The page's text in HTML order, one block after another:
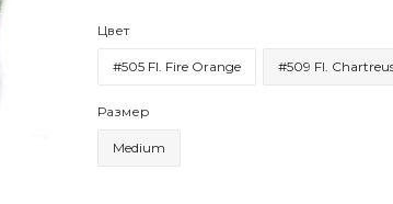
Цвет
#505 Fl. Fire Orange #509 Fl.
Размер
Medium